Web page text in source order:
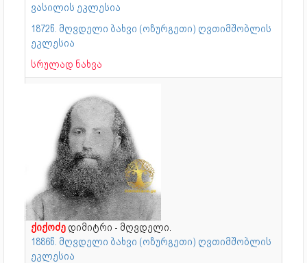
ვასილის ეკლესია
1872წ. მღვდელი ბახვი (ოზურგეთი) ღვთიმშობლის
ეკლესია
სრულად ნახვა
ქიქოძე დიმიტრი - მღვდელი.
1886წ. მღვდელი ბახვი (ოზურგეთი) ღვთიმშობლის
ეკლესია